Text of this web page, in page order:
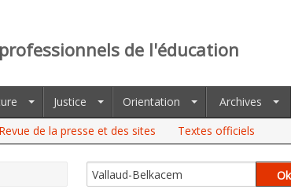
de l'éducation
Justice Orientation
Archives
Revue de la presse et des sites Textes officiels